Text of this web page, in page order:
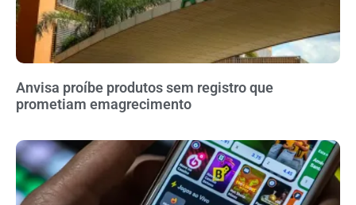
Anvisa proíbe produtos sem registro que
prometiam emagrecimento